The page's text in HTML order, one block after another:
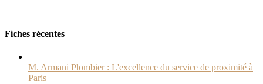
Fiches récentes
M. Armani Plombier : L'excellence du service de proximité à
Paris